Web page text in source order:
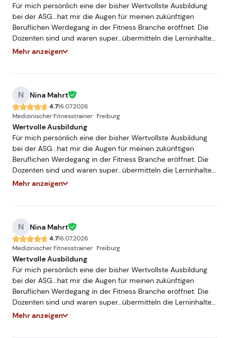
Für mich persönlich eine der bisher Wertvollste Ausbildung
bei der ASG...hat mir die Augen für meinen zukünftigen
Beruflichen Werdegang in der Fitness Branche eröffnet. Die
Dozenten sind und waren super...übermitteln die Lerninhalte
sehr Praxisnah und mit hohem Fachwissen...würde und werde
Mehr anzeigen
N Nina Mahrt
4.716.07.2026
Medizinischer Fitnesstrainer Freiburg
Wertvolle Ausbildung
Für mich persönlich eine der bisher Wertvollste Ausbildung
bei der ASG...hat mir die Augen für meinen zukünftigen
Beruflichen Werdegang in der Fitness Branche eröffnet. Die
Dozenten sind und waren super...übermitteln die Lerninhalte
sehr Praxisnah und mit hohem Fachwissen...würde und werde
Mehr anzeigen
N Nina Mahrt
4.716.07.2026
Medizinischer Fitnesstrainer Freiburg
Wertvolle Ausbildung
Für mich persönlich eine der bisher Wertvollste Ausbildung
bei der ASG...hat mir die Augen für meinen zukünftigen
Beruflichen Werdegang in der Fitness Branche eröffnet. Die
Dozenten sind und waren super...übermitteln die Lerninhalte
sehr Praxisnah und mit hohem Fachwissen...würde und werde
Mehr anzeigen